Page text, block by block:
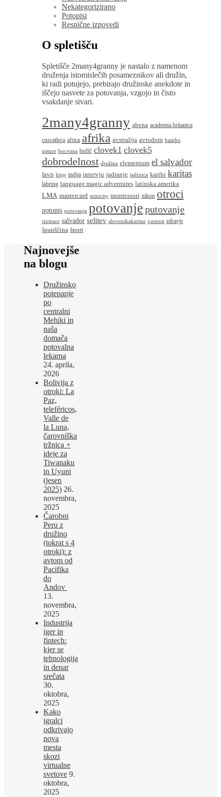
Nekategorizirano
Potopisi
Resnične izpovedi
O spletišču
Spletišče 2many4granny je nastalo z namenom
druženja istomislečih posameznikov ali družin,
ki radi potujejo, prebirajo družinske anekdote in
iščejo nasvete za potovanja, vzgojo in čisto
vsakdanje stvari.
2many4granny abena academia britanica
cuscatleca africa afrika avstralija avtodom bambo
nature bocvana božič clovek1 clovek5
dobrodelnost družina elementum el salvador
favn hipp indija intervju jadranje jadrnica karibi karitas
labring language magic adventures latinska amerika
LMA mastercard minicity montessori nikon otroci
potopis potovanja potovanje putovanje
riomare salvador selitev slovenskakaritas varnost zdravje
španščina šport
Najnovejše
na blogu
Družinsko
potepanje
po
centralni
Mehiki in
naša
domača
potovalna
lekarna
24. aprila,
2026
Bolivija z
otroki: La
Paz,
teleféricos,
Valle de
la Luna,
čarovniška
tržnica +
ideje za
Tiwanaku
in Uyuni
(jesen
2025) 26.
novembra,
2025
Čarobni
Peru z
družino
(tokrat s 4
otroki): z
avtom od
Pacifika
do
Andov
13.
novembra,
2025
Industrija
iger in
fintech:
kjer se
tehnologija
in denar
srečata
30.
oktobra,
2025
Kako
igralci
odkrivajo
nova
mesta
skozi
virtualne
svetove 9.
oktobra,
2025